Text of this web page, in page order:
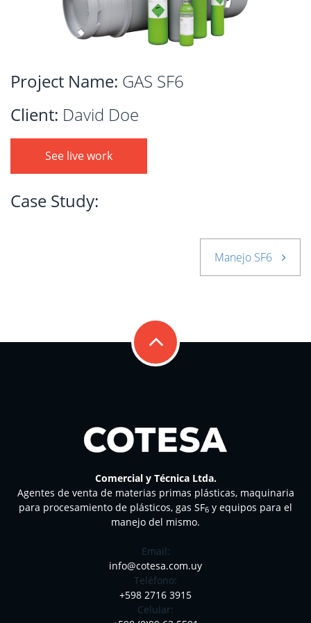
Project Name: GAS SF6
Client: David Doe
See live work
Case Study:
Manejo SF6
Comercial y Técnica Ltda.
Agentes de venta de materias primas plásticas, maquinaria
para procesamiento de plásticos, gas SF6 y equipos para el
manejo del mismo.
Email:
info@cotesa.com.uy
Teléfono:
+598 2716 3915
Celular: